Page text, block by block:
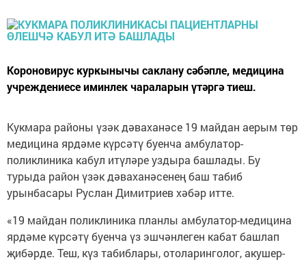
Короновирус куркынычы саклану сәбәпле, медицина
учреждениесе иминлек чараларын үтәргә тиеш.
Кукмара районы үзәк дәваханәсе 19 майдан аерым төр
медицина ярдәме күрсәтү буенча амбулатор-
поликлиника кабул итүләре уздыра башлады. Бу
турыда район үзәк дәваханәсенең баш табиб
урынбасары Руслан Димитриев хәбәр итте.
«19 майдан поликлиника планлы амбулатор-медицина
ярдәме күрсәтү буенча үз эшчәнлеген кабат башлап
җибәрде. Теш, күз табиблары, отоларинголог, акушер-